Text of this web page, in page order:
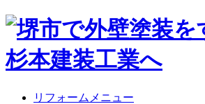
リフォームメニュー